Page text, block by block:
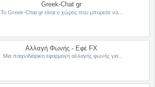
Greek-Chat gr
Το Greek-Chat gr είναι ο χώρος που μπορείτε να...
Αλλαγή Φωνής - Εφέ FX
Μια παιχνιδιάρικη εφαρμογή αλλαγής φωνής για...